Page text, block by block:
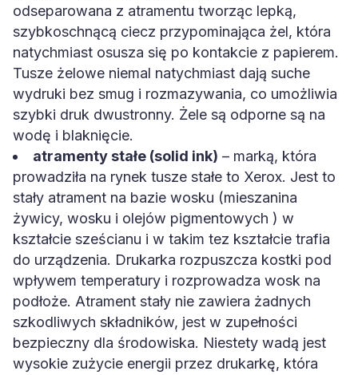
odseparowana z atramentu tworząc lepką,
szybkoschnącą ciecz przypominająca żel, która
natychmiast osusza się po kontakcie z papierem.
Tusze żelowe niemal natychmiast dają suche
wydruki bez smug i rozmazywania, co umożliwia
szybki druk dwustronny. Żele są odporne są na
wodę i blaknięcie.
atramenty stałe (solid ink) – marką, która
prowadziła na rynek tusze stałe to Xerox. Jest to
stały atrament na bazie wosku (mieszanina
żywicy, wosku i olejów pigmentowych ) w
kształcie sześcianu i w takim tez kształcie trafia
do urządzenia. Drukarka rozpuszcza kostki pod
wpływem temperatury i rozprowadza wosk na
podłoże. Atrament stały nie zawiera żadnych
szkodliwych składników, jest w zupełności
bezpieczny dla środowiska. Niestety wadą jest
wysokie zużycie energii przez drukarkę, która